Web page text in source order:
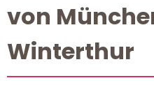
von
Winterthur